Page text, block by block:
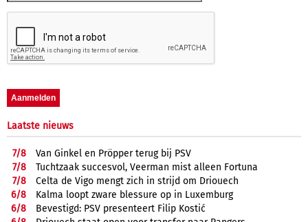
Laatste nieuws
7/8
Van Ginkel en Pröpper terug bij PSV
7/8
Tuchtzaak succesvol, Veerman mist alleen Fortuna
7/8
Celta de Vigo mengt zich in strijd om Driouech
6/8
Kalma loopt zware blessure op in Luxemburg
6/8
Bevestigd: PSV presenteert Filip Kostić